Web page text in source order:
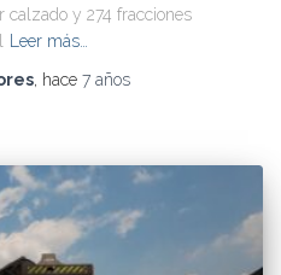
calzado y 274 fracciones
Leer más…
, hace 7 años